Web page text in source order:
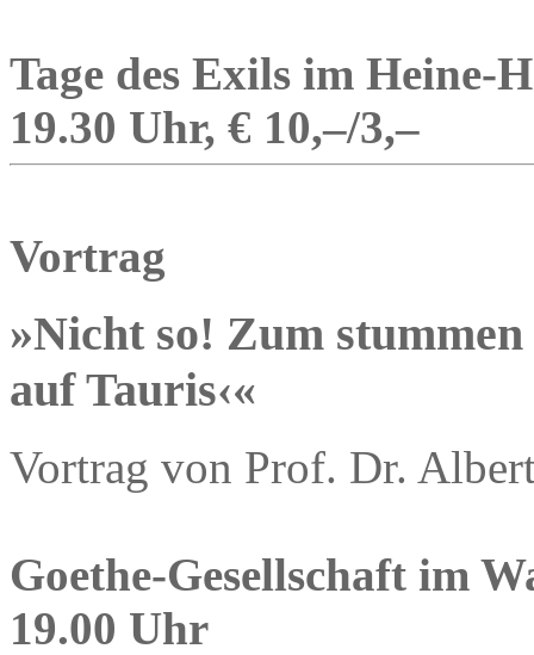
Tage des Exils im Heine-
19.30 Uhr, € 10,–/3,–
Vortrag
»Nicht so! Zum
auf Tauris‹«
Vortrag von Prof. Dr.
Goethe-Gesellschaft im
19.00 Uhr